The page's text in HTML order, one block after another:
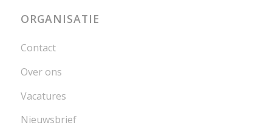
ORGANISATIE
Contact
Over ons
Vacatures
Nieuwsbrief